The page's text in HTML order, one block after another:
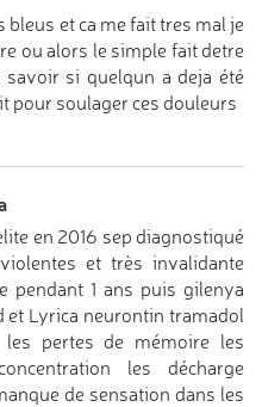
et ca me fait tres mal je
ou alors le simple fait detre
si quelqun a deja été
pour soulager ces douleurs
en 2016 sep diagnostiqué
et très invalidante
pendant 1 ans puis gilenya
Lyrica neurontin tramadol
pertes de mémoire les
les décharge
de sensation dans les